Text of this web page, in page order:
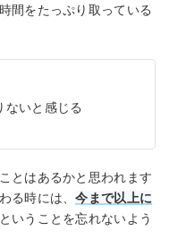
間をたっぷり取っている
ないと感じる
とはあるかと思われます
る時には、今まで以上に
いうことを忘れないよう